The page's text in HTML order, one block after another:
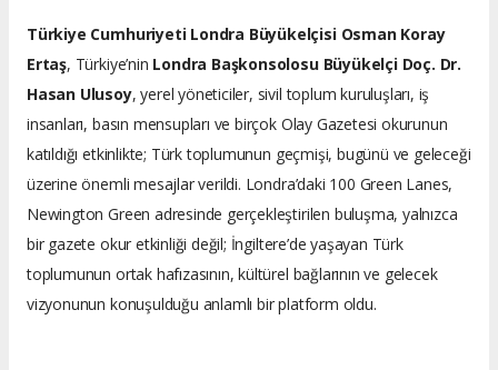
Türkiye Cumhuriyeti Londra Büyükelçisi Osman Koray
Ertaş, Türkiye’nin Londra Başkonsolosu Büyükelçi Doç. Dr.
Hasan Ulusoy, yerel yöneticiler, sivil toplum kuruluşları, iş
insanları, basın mensupları ve birçok Olay Gazetesi okurunun
katıldığı etkinlikte; Türk toplumunun geçmişi, bugünü ve geleceği
üzerine önemli mesajlar verildi. Londra’daki 100 Green Lanes,
Newington Green adresinde gerçekleştirilen buluşma, yalnızca
bir gazete okur etkinliği değil; İngiltere’de yaşayan Türk
toplumunun ortak hafızasının, kültürel bağlarının ve gelecek
vizyonunun konuşulduğu anlamlı bir platform oldu.